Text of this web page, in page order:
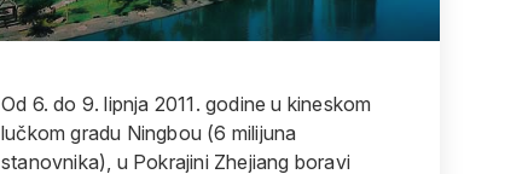
Od 6. do 9. lipnja 2011. godine u kineskom
lučkom gradu Ningbou (6 milijuna
stanovnika), u Pokrajini Zhejiang boravi